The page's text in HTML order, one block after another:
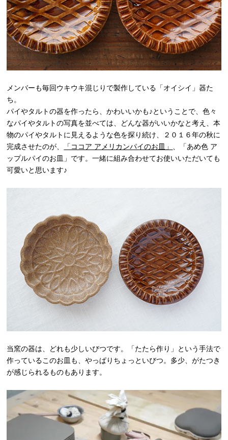
メンバーも毎回ウキウキ混じりで製作している「オイシイ」器た
ち。
パイやタルトの器を作ったら、かわいいかも♪ということで、色々
なパイやタルトの写真を並べては、どんな器がいいかなと考え、本
物のパイやタルトに見えるような色を探り続け、２０１６年の秋に
完成させたのが、
「ココア アメリカンパイのお皿」 、「あめ色 ア
ップルパイのお皿」です。一緒に組み合わせてお使いいただいても
可愛いと思います♪
当窯の器は、どれも少しいびつです。「たたら作り」という手法で
作っているこのお皿も、やっぱりちょっといびつ。多少、がたつき
が感じられるものもあります。